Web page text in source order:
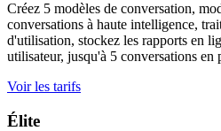
Créez 5 modèles de conversation,
conversations à haute intelligence,
d'utilisation, stockez les rapports en
utilisateur, jusqu'à 5 conversations en
Voir les tarifs
Élite